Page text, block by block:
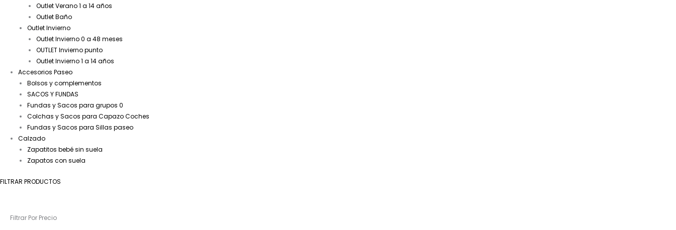
Outlet Verano 1 a 14 años
Outlet Baño
Outlet Invierno
Outlet Invierno 0 a 48 meses
OUTLET Invierno punto
Outlet Invierno 1 a 14 años
Accesorios Paseo
Bolsos y complementos
SACOS Y FUNDAS
Fundas y Sacos para grupos 0
Colchas y Sacos para Capazo Coches
Fundas y Sacos para Sillas paseo
Calzado
Zapatitos bebé sin suela
Zapatos con suela
FILTRAR PRODUCTOS
Filtrar Por Precio